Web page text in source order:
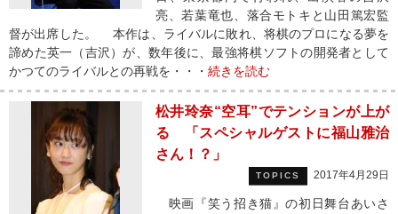
亮、若葉竜也、落合モトキと山田篤宏監
督が出席した。 本作は、ライバルに敗れ、将棋のプロになる夢を
諦めた英一（吉沢）が、数年後に、最強将棋ソフトの開発者として
かつてのライバルとの再戦を・・・ 続きを読む
松井玲奈“空耳”でテンションが上が
る 「スペシャルゲストに福山雅治
さん！？」
TOPICS 2017年4月29日
映画『笑う招き猫』の初日舞台あいさ